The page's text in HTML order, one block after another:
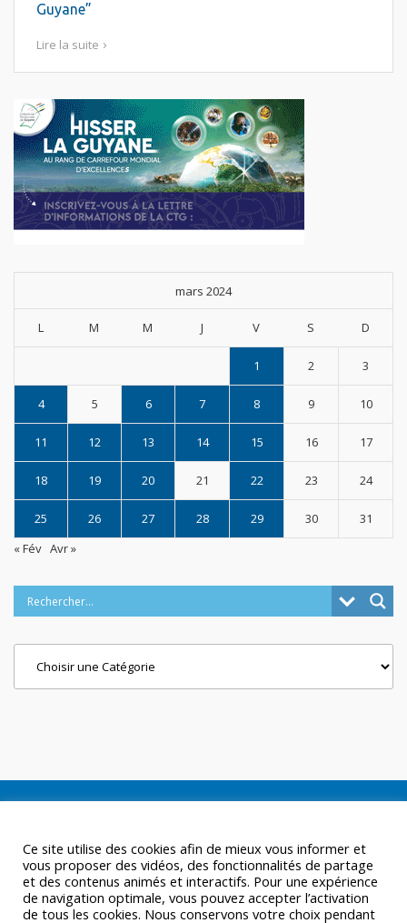
Guyane”
Lire la suite
mars 2024
L M M J V S D
1 2 3
4 5 6 7 8 9 10
11 12 13 14 15 16 17
18 19 20 21 22 23 24
25 26 27 28 29 30
31
« Fév Avr »
Ce site utilise des cookies afin de mieux vous informer et
vous proposer des vidéos, des fonctionnalités de partage
et des contenus animés et interactifs. Pour une expérience
de navigation optimale, vous pouvez accepter l’activation
de tous les cookies. Nous conservons votre choix pendant